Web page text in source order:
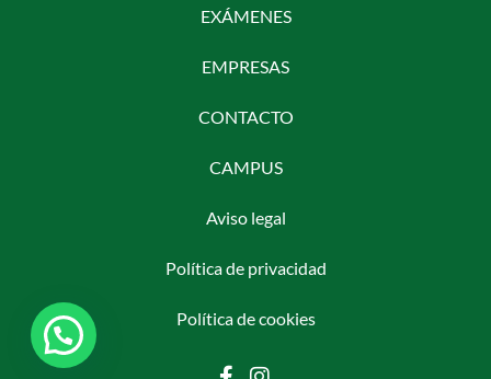
EXÁMENES
EMPRESAS
CONTACTO
CAMPUS
Aviso legal
Política de privacidad
Política de cookies